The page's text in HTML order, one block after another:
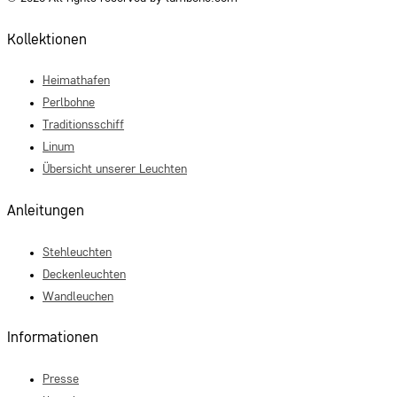
Kollektionen
Heimathafen
Perlbohne
Traditionsschiff
Linum
Übersicht unserer Leuchten
Anleitungen
Stehleuchten
Deckenleuchten
Wandleuchen
Informationen
Presse